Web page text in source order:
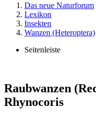
Das neue Naturforum
Lexikon
Insekten
Wanzen (Heteroptera)
Seitenleiste
Raubwanzen
Rhynocoris